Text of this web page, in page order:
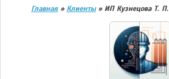
Главная » Клиенты» ИП Кузнецова Т. П.